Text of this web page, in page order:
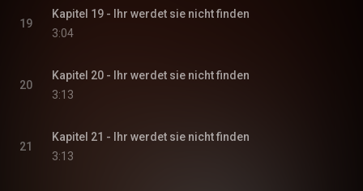
19
Kapitel 19 - Ihr werdet sie nicht finden
3:04
20
Kapitel 20 - Ihr werdet sie nicht finden
3:13
21
Kapitel 21 - Ihr werdet sie nicht finden
3:13